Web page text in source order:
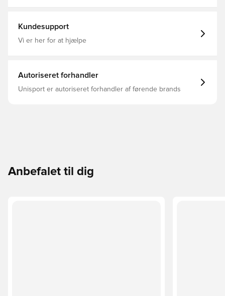
Kundesupport
Vi er her for at hjælpe
Autoriseret forhandler
Unisport er autoriseret forhandler af førende brands
Anbefalet til dig